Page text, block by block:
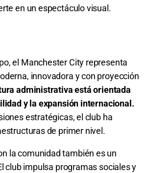
S/ 18 S/ 8
de 4.5
S/ 33,50
de 4.5
S/ 13,50 S/ 3,50
de 6.5
S/ 120 S/ 110
en un espectáculo visual.
el Manchester City representa
innovadora y con proyección
administrativa está orientada
y la expansión internacional.
estratégicas, el club ha
de primer nivel.
la comunidad también es un
club impulsa programas sociales y